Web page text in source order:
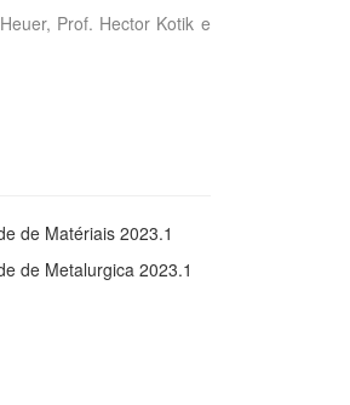
Prof. Hector Kotik e
de Matériais 2023.1
de Metalurgica 2023.1